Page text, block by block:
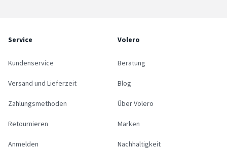
Service
Kundenservice
Versand und Lieferzeit
Zahlungsmethoden
Retournieren
Anmelden
Volero
Beratung
Blog
Über Volero
Marken
Nachhaltigkeit